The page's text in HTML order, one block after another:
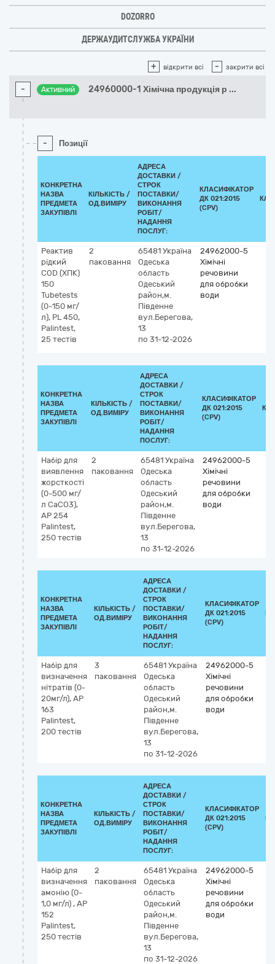
DOZORRO
ДЕРЖАУДИТСЛУЖБА УКРАЇНИ
+ відкрити всі - закрити всі
- Активний 24960000-1 Хімічна продукція р ...
- Позиції
КОНКРЕТНА
НАЗВА
ПРЕДМЕТА
ЗАКУПІВЛІ
КІЛЬКІСТЬ /
ОД.ВИМІРУ
АДРЕСА
ДОСТАВКИ /
СТРОК
ПОСТАВКИ/
ВИКОНАННЯ
РОБІТ/
НАДАННЯ
ПОСЛУГ:
КЛАСИФІКАТОР
ДК 021:2015
(CPV)
Реактив
рідкий
COD (ХПК)
150
Tubetests
(0-150 мг/
л), РL 450,
Palintest,
25 тестів
2
паковання
65481 Україна
Одеська
область
Одеський
район,м.
Південне
вул.Берегова,
13
по 31-12-2026
24962000-5
Хімічні
речовини
для обробки
води
КОНКРЕТНА
НАЗВА
ПРЕДМЕТА
ЗАКУПІВЛІ
КІЛЬКІСТЬ /
ОД.ВИМІРУ
АДРЕСА
ДОСТАВКИ /
СТРОК
ПОСТАВКИ/
ВИКОНАННЯ
РОБІТ/
НАДАННЯ
ПОСЛУГ:
КЛАСИФІКАТОР
ДК 021:2015
(CPV)
Набір для
виявлення
жорсткості
(0-500 мг/
л CaCO3),
АР 254
Palintest,
250 тестів
2
паковання
65481 Україна
Одеська
область
Одеський
район,м.
Південне
вул.Берегова,
13
по 31-12-2026
24962000-5
Хімічні
речовини
для обробки
води
КОНКРЕТНА
НАЗВА
ПРЕДМЕТА
ЗАКУПІВЛІ
КІЛЬКІСТЬ /
ОД.ВИМІРУ
АДРЕСА
ДОСТАВКИ /
СТРОК
ПОСТАВКИ/
ВИКОНАННЯ
РОБІТ/
НАДАННЯ
ПОСЛУГ:
КЛАСИФІКАТОР
ДК 021:2015
(CPV)
Набір для
визначення
нітратів (0-
20мг/л), АР
163
Palintest,
200 тестів
3
паковання
65481 Україна
Одеська
область
Одеський
район,м.
Південне
вул.Берегова,
13
по 31-12-2026
24962000-5
Хімічні
речовини
для обробки
води
КОНКРЕТНА
НАЗВА
ПРЕДМЕТА
ЗАКУПІВЛІ
КІЛЬКІСТЬ /
ОД.ВИМІРУ
АДРЕСА
ДОСТАВКИ /
СТРОК
ПОСТАВКИ/
ВИКОНАННЯ
РОБІТ/
НАДАННЯ
ПОСЛУГ:
КЛАСИФІКАТОР
ДК 021:2015
(CPV)
Набір для
визначення
амонію (0-
1,0 мг/л) , АР
152
Palintest,
250 тестів
2
паковання
65481 Україна
Одеська
область
Одеський
район,м.
Південне
вул.Берегова,
13
по 31-12-2026
24962000-5
Хімічні
речовини
для обробки
води